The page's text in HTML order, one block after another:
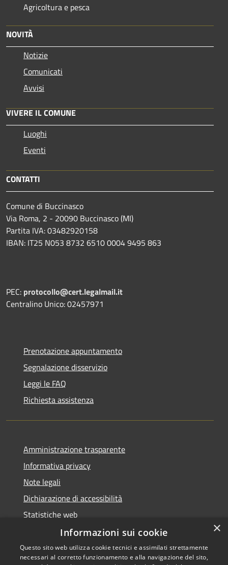
Agricoltura e pesca
NOVITÀ
Notizie
Comunicati
Avvisi
VIVERE IL COMUNE
Luoghi
Eventi
CONTATTI
Comune di Buccinasco
Via Roma, 2 - 20090 Buccinasco (MI)
Partita IVA: 03482920158
IBAN: IT25 N053 8732 6510 0004 9495 863
PEC: protocollo@cert.legalmail.it
Centralino Unico: 02457971
Prenotazione appuntamento
Segnalazione disservizio
Leggi le FAQ
Richiesta assistenza
Amministrazione trasparente
Informativa privacy
Note legali
Dichiarazione di accessibilità
Statistiche web
×
Informazioni sui cookie
Questo sito web utilizza cookie tecnici e assimilati strettamente
necessari al corretto funzionamento e alla navigazione del sito,